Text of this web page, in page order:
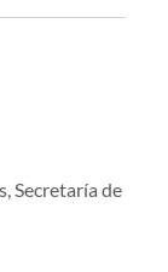
,Secretaría de